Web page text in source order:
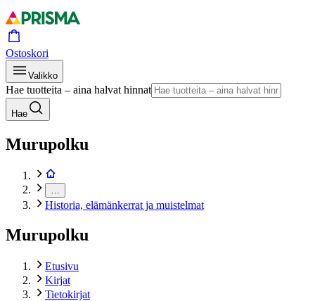
Ostoskori
Valikko
Hae tuotteita – aina halvat hinnat
Hae
Murupolku
Historia, elämänkerrat ja muistelmat
Murupolku
Etusivu
Kirjat
Tietokirjat